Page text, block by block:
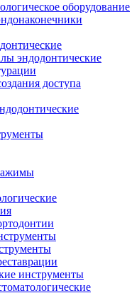
оборудование
эндодонтические
доступа
инструменты